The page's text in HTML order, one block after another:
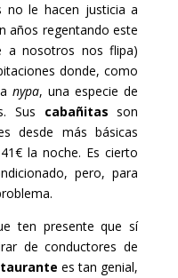
no le hacen justicia a
años regentando este
a nosotros nos flipa)
donde, como
nypa, una especie de
Sus cabañitas son
desde más básicas
la noche. Es cierto
pero, para
ten presente que sí
de conductores de
es tan genial,